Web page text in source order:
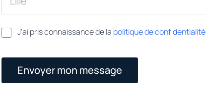
J'ai pris connaissance de la politique de confidentialité
Envoyer mon message